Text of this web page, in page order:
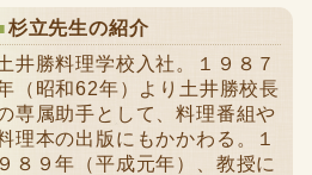
杉立先生の紹介
井勝料理学校入社。１９８７
（昭和62年）より土井勝校長
専属助手として、料理番組や
理本の出版にもかかわる。１
９８９年（平成元年）、教授に